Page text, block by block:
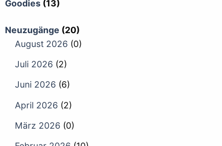
Goodies (13)
Neuzugänge (20)
August 2026 (0)
Juli 2026 (2)
Juni 2026 (6)
April 2026 (2)
März 2026 (0)